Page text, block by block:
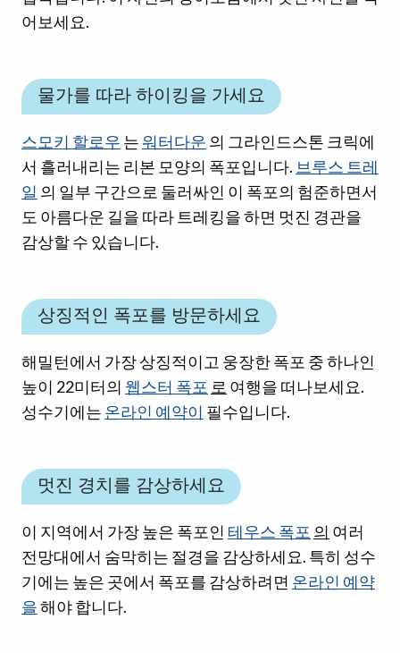
어보세요.
물가를 따라 하이킹을 가세요
스모키 할로우 는 워터다운 의 그라인드스톤 크릭에
서 흘러내리는 리본 모양의 폭포입니다. 브루스 트레
일 의 일부 구간으로 둘러싸인 이 폭포의 험준하면서
도 아름다운 길을 따라 트레킹을 하면 멋진 경관을
감상할 수 있습니다.
상징적인 폭포를 방문하세요
해밀턴에서 가장 상징적이고 웅장한 폭포 중 하나인
높이 22미터의 웹스터 폭포 로 여행을 떠나보세요.
성수기에는 온라인 예약이 필수입니다.
멋진 경치를 감상하세요
이 지역에서 가장 높은 폭포인 테우스 폭포 의 여러
전망대에서 숨막히는 절경을 감상하세요. 특히 성수
기에는 높은 곳에서 폭포를 감상하려면 온라인 예약
을해야 합니다.